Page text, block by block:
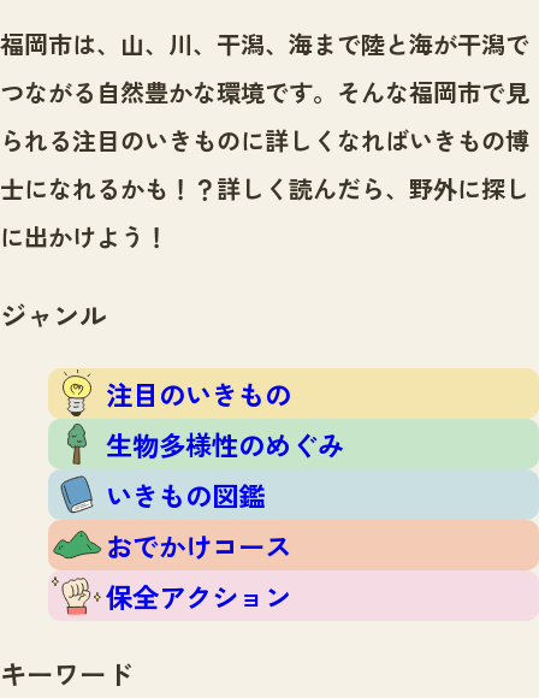
センター紹介TOP
サイトポリシー
プライバシーポリシー
ニュースTOP
市の取組み
いきものガイド
いきものガイドTOP
注目のいきもの
生物多様性のめぐみ
保全アクション
イベント
いきもの調査隊
調査レポート
調査結果
ふくおかいきものマップ
マッチング
マッチングTOP
掲載申し込みフォーム
お問合せ
福岡市は、山、川、干潟、海まで陸と海が干潟で
つながる自然豊かな環境です。 そんな福岡市で見
られる注目のいきものに詳しくなればいきもの博
士になれるかも！？詳しく読んだら、野外に探し
に出かけよう！
ジャンル
注目のいきもの
生物多様性のめぐみ
いきもの図鑑
おでかけコース
保全アクション
キーワード